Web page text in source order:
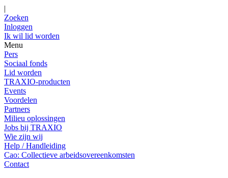
|
Zoeken
Inloggen
Ik wil lid worden
Menu
Pers
Sociaal fonds
Lid worden
TRAXIO-producten
Events
Voordelen
Partners
Milieu oplossingen
Jobs bij TRAXIO
Wie zijn wij
Help / Handleiding
Cao: Collectieve arbeidsovereenkomsten
Contact